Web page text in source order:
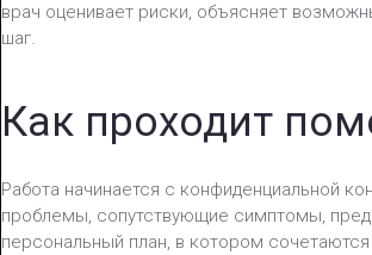
врач оценивает риски, объясняет
шаг.
Как проходит
Работа начинается с конфиденциальной
проблемы, сопутствующие симптомы,
персональный план, в котором